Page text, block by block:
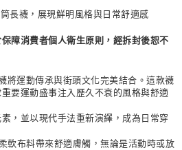
以上)免運費
長襪，展現鮮明風格與日常舒適感
障消費者個人衛生原則，經拆封後恕不
將運動傳承與街頭文化完美結合。這款襪
要運動盛事注入歷久不衰的風格與舒適
，並以現代手法重新演繹，成為日常穿
軟布料帶來舒適膚觸，無論是活動時或放